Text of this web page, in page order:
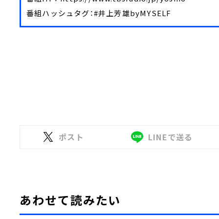
番組ハッシュタグ：#井上芳雄byMYSELF
ポスト LINEで送る
あわせて読みたい